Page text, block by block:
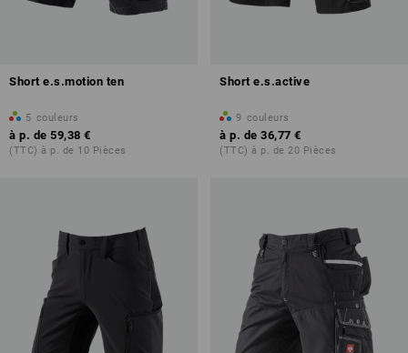
Short e.s.motion ten
5 couleurs
à p. de 59,38 €
(TTC) à p. de 10 Pièces
Short e.s.active
9 couleurs
à p. de 36,77 €
(TTC) à p. de 20 Pièces